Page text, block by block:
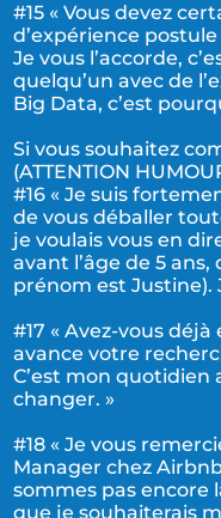
#15 « Vous devez
d’expérience
Je vous l’accorde,
quelqu’un avec de
Big Data, c’est
Si vous souhaitez
(ATTENTION
#16 « Je suis
de vous déballer
je voulais vous en
avant l’âge de 5
prénom est Justine).
#17 « Avez-vous
avance votre
C’est mon quotidien
changer. »
#18 « Je vous
Manager chez
sommes pas encore
que je souhaiterais